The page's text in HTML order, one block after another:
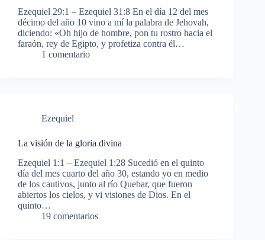
Ezequiel 29:1 – Ezequiel 31:8 En el día 12 del mes
décimo del año 10 vino a mí la palabra de Jehovah,
diciendo: «Oh hijo de hombre, pon tu rostro hacia el
faraón, rey de Egipto, y profetiza contra él…
1 comentario
Ezequiel
La visión de la gloria divina
Ezequiel 1:1 – Ezequiel 1:28 Sucedió en el quinto
día del mes cuarto del año 30, estando yo en medio
de los cautivos, junto al río Quebar, que fueron
abiertos los cielos, y vi visiones de Dios. En el
quinto…
19 comentarios